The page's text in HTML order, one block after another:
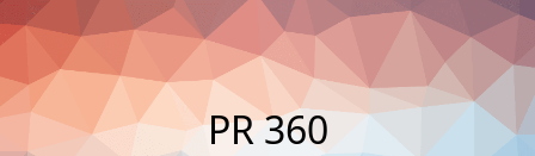
Skip
to
content
PR 360